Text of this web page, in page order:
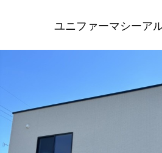
ユニファーマシーア